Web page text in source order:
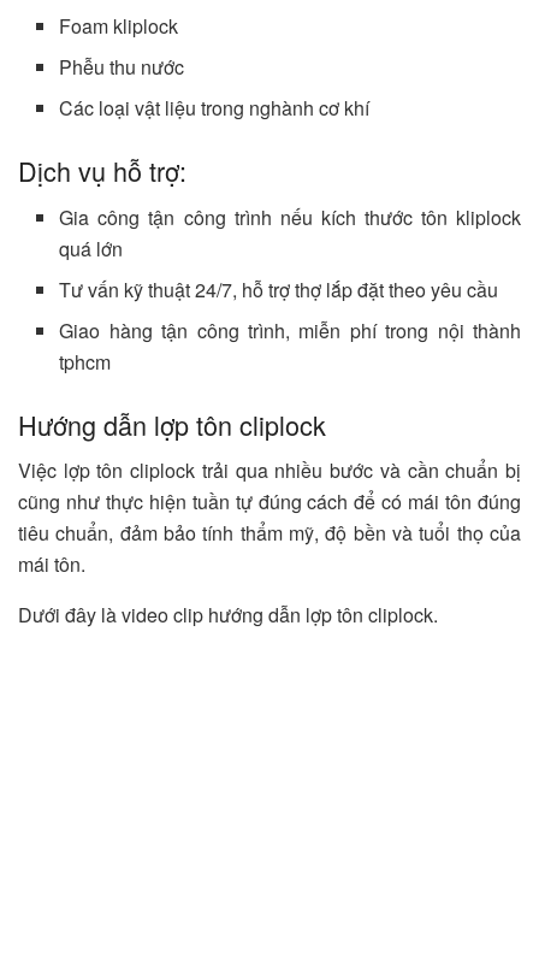
Foam kliplock
Phễu thu nước
Các loại vật liệu trong nghành cơ khí
Dịch vụ hỗ trợ:
Gia công tận công trình nếu kích thước tôn kliplock
quá lớn
Tư vấn kỹ thuật 24/7, hỗ trợ thợ lắp đặt theo yêu cầu
Giao hàng tận công trình, miễn phí trong nội thành
tphcm
Hướng dẫn lợp tôn cliplock
Việc lợp tôn cliplock trải qua nhiều bước và cần chuẩn bị
cũng như thực hiện tuần tự đúng cách để có mái tôn đúng
tiêu chuẩn, đảm bảo tính thẩm mỹ, độ bền và tuổi thọ của
mái tôn.
Dưới đây là video clip hướng dẫn lợp tôn cliplock.